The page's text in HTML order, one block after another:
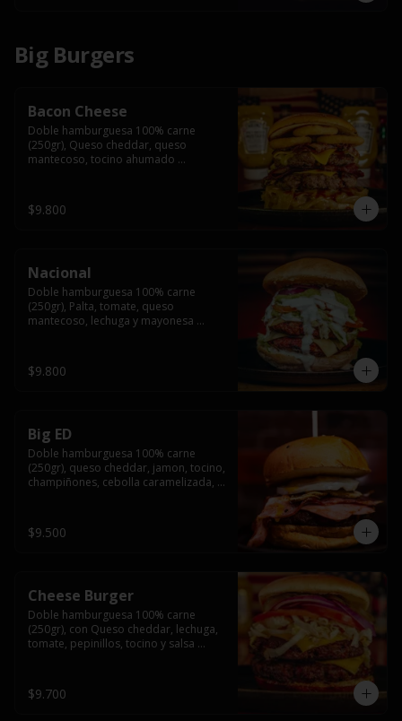
Big Burgers
Bacon Cheese
Doble hamburguesa 100% carne
(250gr), Queso cheddar, queso
mantecoso, tocino ahumado
brioche y acompañado de papas
fritas.
$9.800
Nacional
Doble hamburguesa 100% carne
(250gr), Palta, tomate, queso
mantecoso, lechuga y mayonesa
$9.800
Big ED
Doble hamburguesa 100% carne
(250gr), queso cheddar, jamon, tocino,
champiñones, cebolla caramelizada,
$9.500
Cheese Burger
Doble hamburguesa 100% carne
(250gr), con Queso cheddar, lechuga,
tomate, pepinillos, tocino y salsa
$9.700